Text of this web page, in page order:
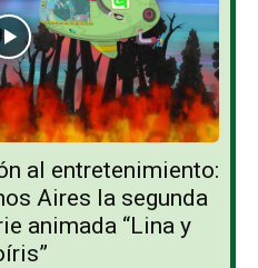
al entretenimiento:
Aires la segunda
animada “Lina y